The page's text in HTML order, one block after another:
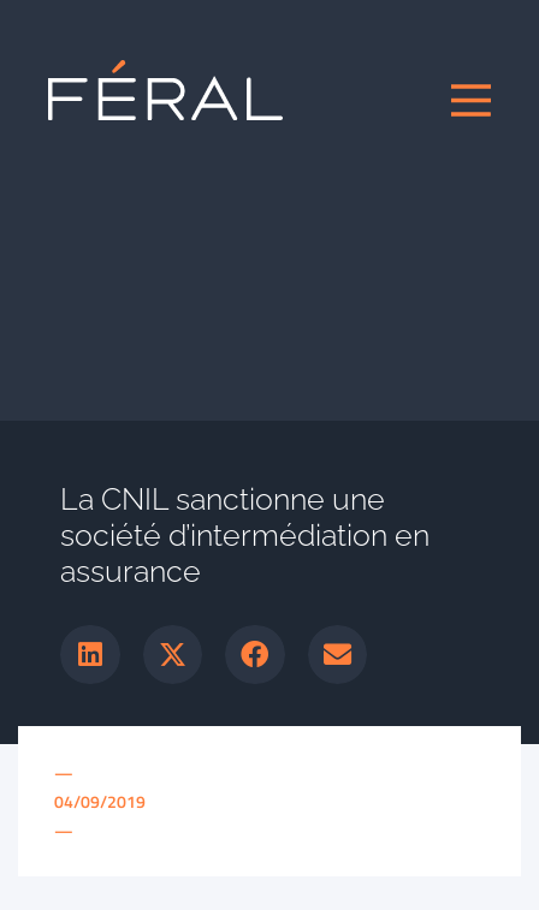
La CNIL sanctionne une
société d’intermédiation en
assurance
—
04/09/2019
—